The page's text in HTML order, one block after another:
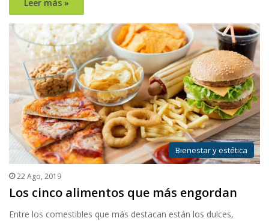
Leer más »
Bienestar y estética
22 Ago, 2019
Los cinco alimentos que más engordan
Entre los comestibles que más destacan están los dulces,